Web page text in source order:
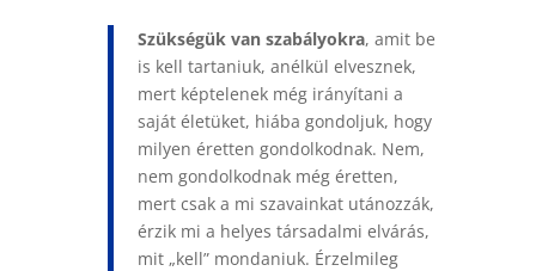
Szükségük van szabályokra, amit be
is kell tartaniuk, anélkül elvesznek,
mert képtelenek még irányítani a
saját életüket, hiába gondoljuk, hogy
milyen éretten gondolkodnak. Nem,
nem gondolkodnak még éretten,
mert csak a mi szavainkat utánozzák,
érzik mi a helyes társadalmi elvárás,
mit „kell” mondaniuk. Érzelmileg